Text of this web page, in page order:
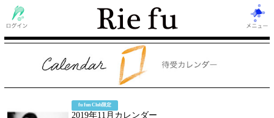
fu fun Club限定
2019年11月カレンダー